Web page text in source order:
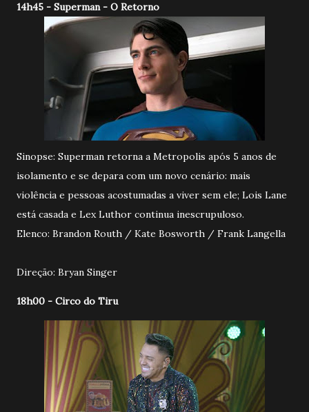
14h45 - Superman - O Retorno
Sinopse: Superman retorna a Metropolis após 5 anos de
isolamento e se depara com um novo cenário: mais
violência e pessoas acostumadas a viver sem ele; Lois Lane
está casada e Lex Luthor continua inescrupuloso.
Elenco: Brandon Routh / Kate Bosworth / Frank Langella
Direção: Bryan Singer
18h00 - Circo do Tiru